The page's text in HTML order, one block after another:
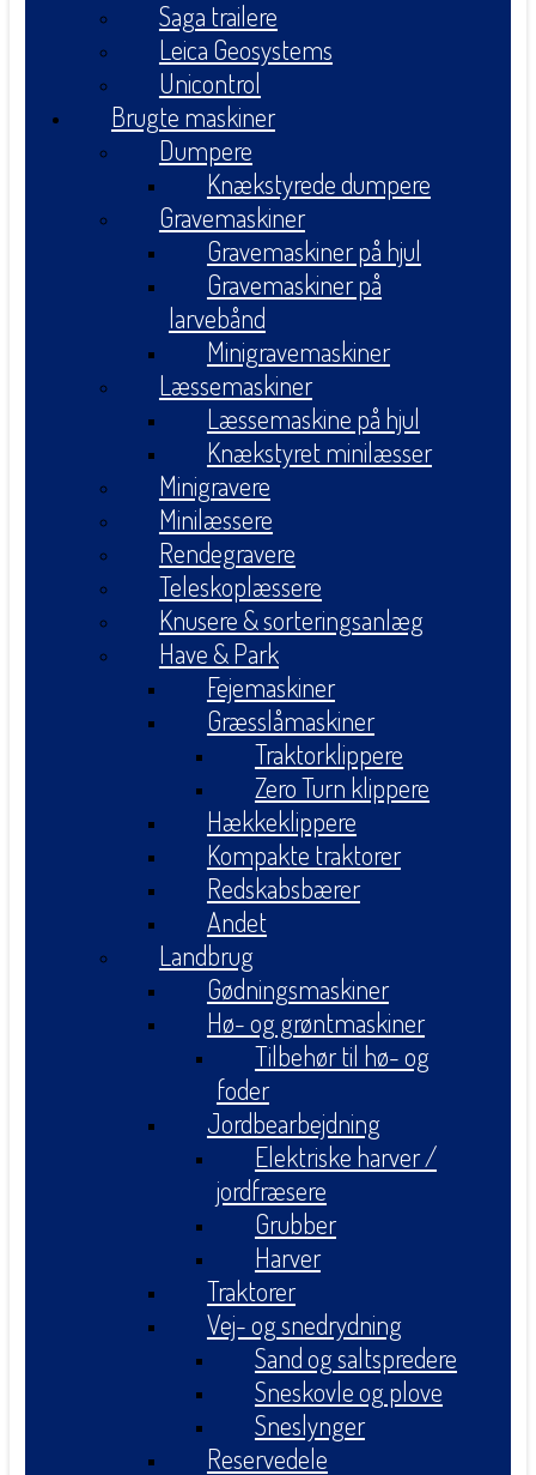
Saga trailere
Leica Geosystems
Unicontrol
Brugte maskiner
Dumpere
Knækstyrede dumpere
Gravemaskiner
Gravemaskiner på hjul
Gravemaskiner på
larvebånd
Minigravemaskiner
Læssemaskiner
Læssemaskine på hjul
Knækstyret minilæsser
Minigravere
Minilæssere
Rendegravere
Teleskoplæssere
Knusere & sorteringsanlæg
Have & Park
Fejemaskiner
Græsslåmaskiner
Traktorklippere
Zero Turn klippere
Hækkeklippere
Kompakte traktorer
Redskabsbærer
Andet
Landbrug
Gødningsmaskiner
Hø- og grøntmaskiner
Tilbehør til hø- og
foder
Jordbearbejdning
Elektriske harver /
jordfræsere
Grubber
Harver
Traktorer
Vej- og snedrydning
Sand og saltspredere
Sneskovle og plove
Sneslynger
Reservedele